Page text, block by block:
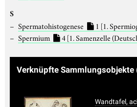
S
Spermatohistogenese 1 [1.
Spermium
4[1. Samenzelle
Verknüpfte Sammlungsobjekte
Wandtafel,